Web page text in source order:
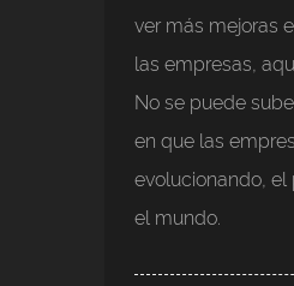
ver más mejoras
las empresas,
No se puede
en que las
evolucionando,
el mundo.